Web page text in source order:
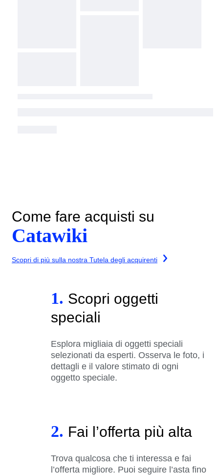
Come fare acquisti su
Catawiki
Scopri di più sulla nostra Tutela degli acquirenti
1. Scopri oggetti
speciali
Esplora migliaia di oggetti speciali
selezionati da esperti. Osserva le foto, i
dettagli e il valore stimato di ogni
oggetto speciale.
2. Fai l’offerta più alta
Trova qualcosa che ti interessa e fai
l’offerta migliore. Puoi seguire l’asta fino